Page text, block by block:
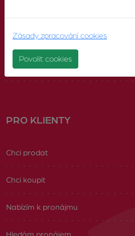
Náš tým
Volná pracovní místa
PRO KLIENTY
Chci prodat
Chci koupit
Nabízím k pronájmu
Hledám pronájem
Zásady zpracování cookies
Povolit cookies